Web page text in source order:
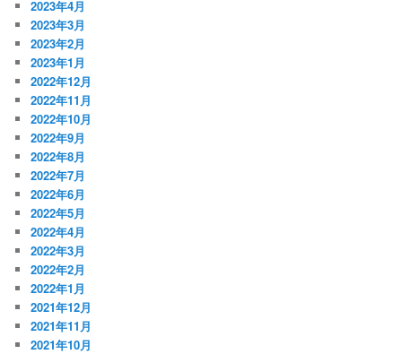
2023年4月
2023年3月
2023年2月
2023年1月
2022年12月
2022年11月
2022年10月
2022年9月
2022年8月
2022年7月
2022年6月
2022年5月
2022年4月
2022年3月
2022年2月
2022年1月
2021年12月
2021年11月
2021年10月